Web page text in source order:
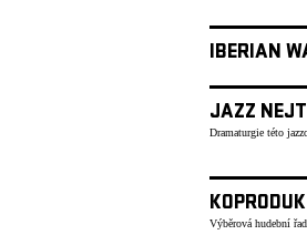
IBERIAN
JAZZ
Dramaturgie této
Výběrová hudební